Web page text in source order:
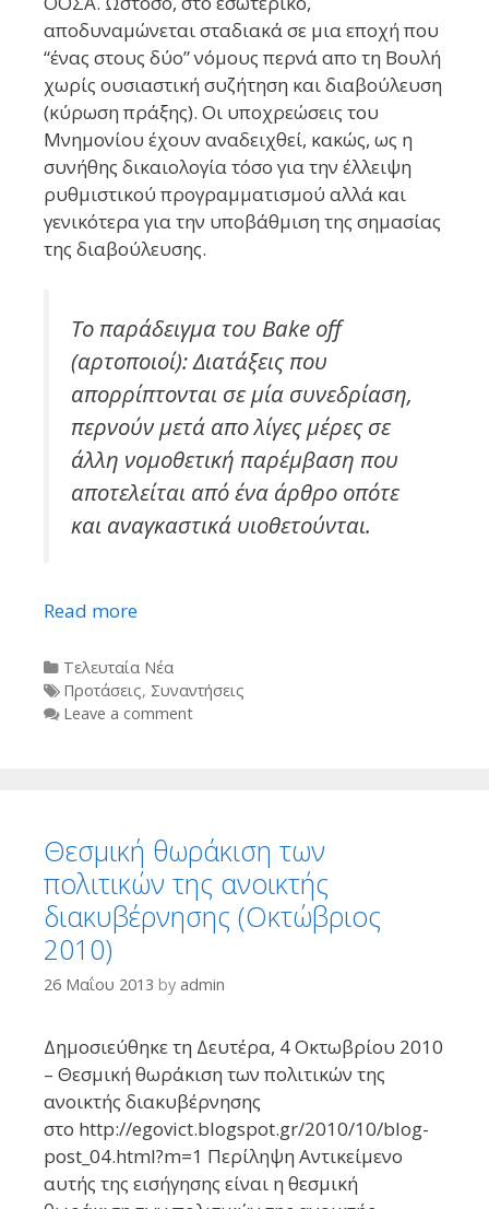
αποδυναμώνεται σταδιακά σε μια εποχή που
“ένας στους δύο” νόμους περνά απο τη Βουλή
χωρίς ουσιαστική συζήτηση και διαβούλευση
(κύρωση πράξης). Οι υποχρεώσεις του
Μνημονίου έχουν αναδειχθεί, κακώς, ως η
συνήθης δικαιολογία τόσο για την έλλειψη
ρυθμιστικού προγραμματισμού αλλά και
γενικότερα για την υποβάθμιση της σημασίας
της διαβούλευσης.
Το παράδειγμα του Bake off
(αρτοποιοί): Διατάξεις που
απορρίπτονται σε μία συνεδρίαση,
περνούν μετά απο λίγες μέρες σε
άλλη νομοθετική παρέμβαση που
αποτελείται από ένα άρθρο οπότε
και αναγκαστικά υιοθετούνται.
Read more
Categories
Τελευταία Νέα
Tags
Προτάσεις, Συναντήσεις
Leave a comment
Θεσμική θωράκιση των
πολιτικών της ανοικτής
διακυβέρνησης (Οκτώβριος
2010)
26 Μαΐου 2013 by admin
Δημοσιεύθηκε τη Δευτέρα, 4 Οκτωβρίου 2010
– Θεσμική θωράκιση των πολιτικών της
ανοικτής διακυβέρνησης
στο http://egovict.blogspot.gr/2010/10/blog-
post_04.html?m=1 Περίληψη Αντικείμενο
αυτής της εισήγησης είναι η θεσμική